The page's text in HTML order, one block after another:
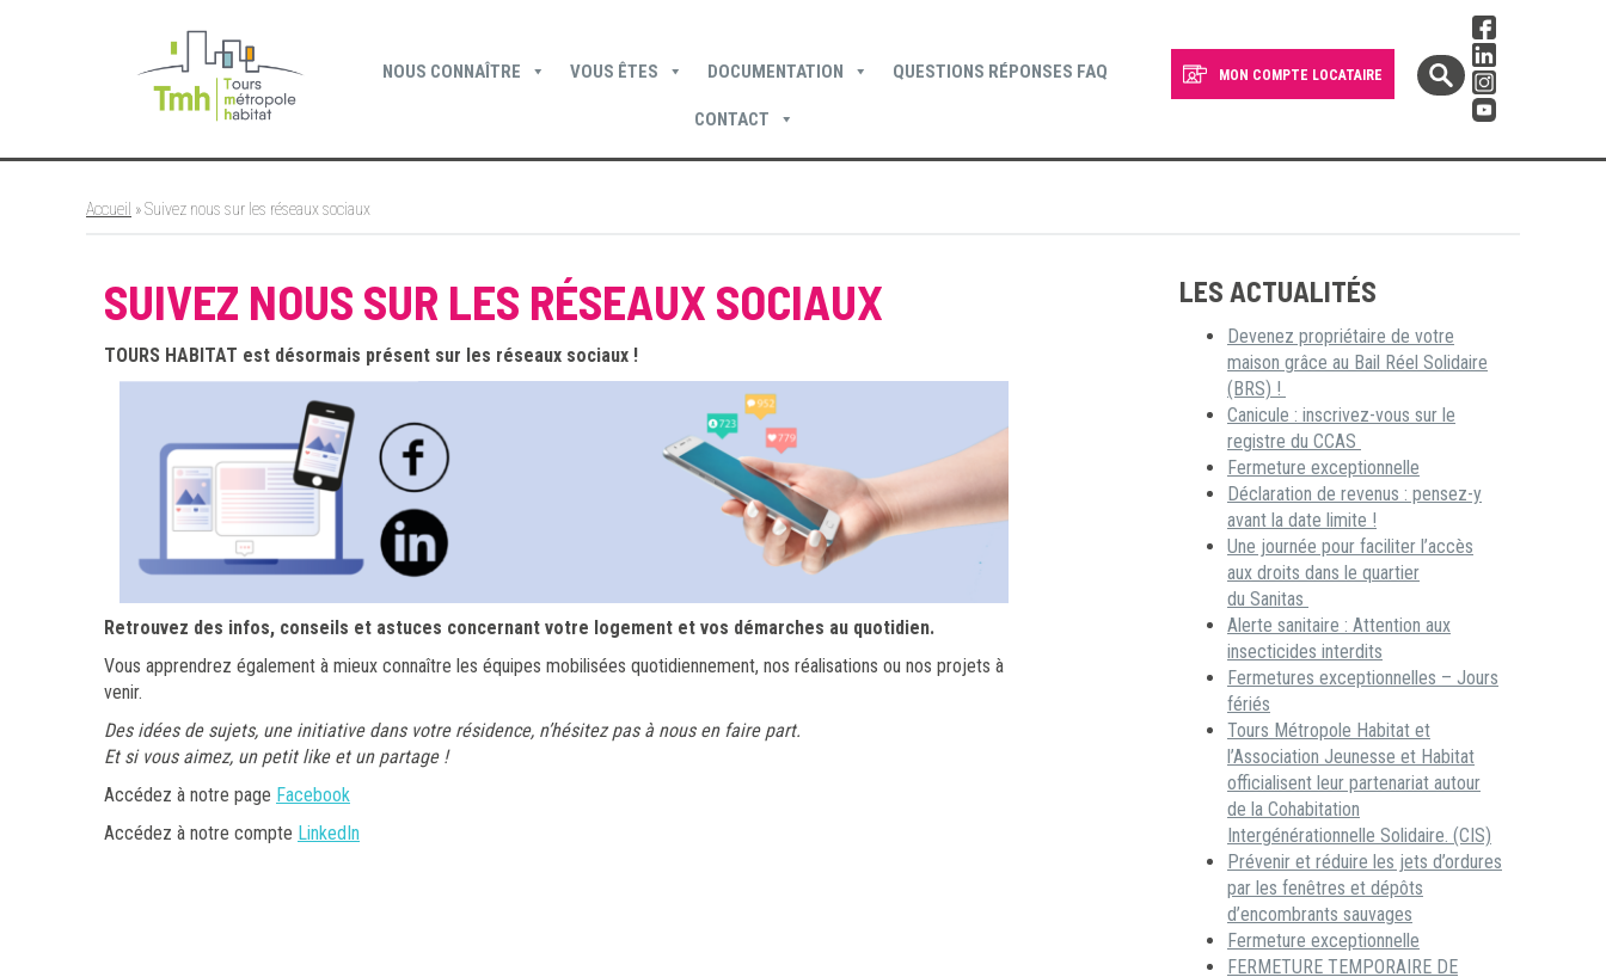
NOUS CONNAÎTRE VOUS ÊTES DOCUMENTATION QUESTIONS RÉPONSES FAQ
CONTACT
MON COMPTE LOCATAIRE
Accueil »Suivez nous sur les réseaux sociaux
LES ACTUALITÉS
Devenez propriétaire de votre
maison grâce au Bail Réel Solidaire
(BRS) !
Canicule : inscrivez-vous sur le
registre du CCAS
Fermeture exceptionnelle
Déclaration de revenus : pensez-y
avant la date limite !
Une journée pour faciliter l’accès
aux droits dans le quartier
du Sanitas
Alerte sanitaire : Attention aux
insecticides interdits
Fermetures exceptionnelles – Jours
fériés
Tours Métropole Habitat et
l’Association Jeunesse et Habitat
officialisent leur partenariat autour
de la Cohabitation
Intergénérationnelle Solidaire. (CIS)
Prévenir et réduire les jets d’ordures
par les fenêtres et dépôts
d’encombrants sauvages
Fermeture exceptionnelle
FERMETURE TEMPORAIRE DE
SUIVEZ NOUS SUR LES RÉSEAUX SOCIAUX
TOURS HABITAT est désormais présent sur les réseaux sociaux !
Retrouvez des infos, conseils et astuces concernant votre logement et vos démarches au quotidien.
Vous apprendrez également à mieux connaître les équipes mobilisées quotidiennement, nos réalisations ou nos projets à
venir.
Des idées de sujets, une initiative dans votre résidence, n’hésitez pas à nous en faire part.
Et si vous aimez, un petit like et un partage !
Accédez à notre page Facebook
Accédez à notre compte LinkedIn